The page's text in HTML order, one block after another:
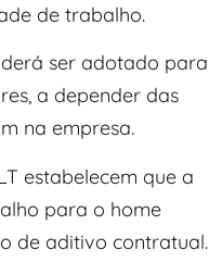
de trabalho.
ser adotado para
a depender das
na empresa.
estabelecem que a
para o home
de aditivo contratual.